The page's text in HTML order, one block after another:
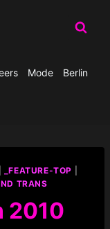
Mode Berlin
_FEATURE-TOP
TRANS
2010